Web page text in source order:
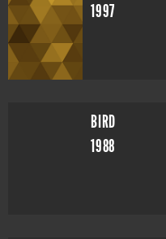
1997
BIRD
1988